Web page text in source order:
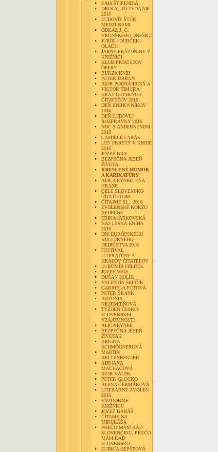
SAIA ŠTIPENDIÁ
DROGY, TO TEDA NIE
2016
ĽUDOVÍT ŠTÚR
MEDZI NAMI
ODKAZ J. C.
HRONSKÉHO DNEŠKU
JURÍK - DUBČEK -
OLACH
JARNÉ PRÁZDNINY V
KNIŽNICI
KLUB PRIATEĽOV
OPERY
BURZA KNÍH
PETER URBAN
IGOR PODHÁJECKÝ A
VIKTOR TIMURA
KRÁĽ DETSKÝCH
ČITATEĽOV 2016
DEŇ KNIHOVNÍKOV
2016
DEŇ ĽUDOVEJ
ROZPRÁVKY 2016
NOC S ANDERSENOM
2016
CAMILLE LABAS
LES UKRYTÝ V KNIHE
2016
JOZEF BILY
BEZPEČNÁ JESEŇ
ŽIVOTA
KRESLENÝ HUMOR
A KARIKATÚRY
ALICA RYNKE – NA
HRANE
CELÉ SLOVENSKO
ČÍTA DEŤOM
ČÍTAJME SI... 2016
ZVOLENSKÉ KORZO
NEDEĽNÉ
ERIKA JARKOVSKÁ
NAJ LESNÁ KNIHA
2016
DNI EURÓPSKEHO
KULTÚRNEHO
DEDIČSTVA 2016
FESTIVAL
LITERATÚRY A
KRÁĽOV ČITATEĽOV
ĽUBOMÍR FELDEK
JOZEF WEIS
DUŠAN HOLÍK
VALENTÍN ŠEFČÍK
GABRIELA FUTOVÁ
PETER ŠRANK
ANTÓNIA
KRZEMIEŇOVÁ
TÝŽDEŇ ČESKO-
SLOVENSKEJ
VZÁJOMNOSTI
ALICA RYNKE
BEZPEČNÁ JESEŇ
ŽIVOTA 2
BRIGITA
SCHMÖGNEROVÁ
MARTIN
KELLENBERGER
ADRIANA
MACHÁČOVÁ
IGOR VÁLEK
PETER GLOCKO
ALENA ČERMÁKOVÁ
LITERÁRNY ZVOLEN
2016
VYZDOBME
KNIŽNICU
JOZEF BANÁŠ
ČÍTAME NA
MIKULÁŠA
PREČO MÁM RÁD
SLOVENČINU, PREČO
MÁM RÁD
SLOVENSKO
ĽUBICA KEPŠTOVÁ